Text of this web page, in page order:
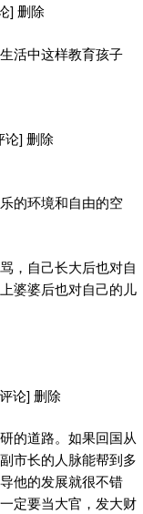
] 删除
活中这样教育孩子
论] 删除
的环境和自由的空
，自己长大后也对自
婆婆后也对自己的儿
论] 删除
的道路。如果回国从
市长的人脉能帮到多
他的发展就很不错
定要当大官，发大财